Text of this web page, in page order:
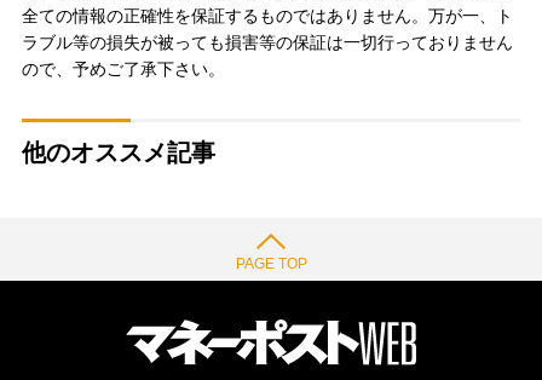
全ての情報の正確性を保証するものではありません。万が一、ト
ラブル等の損失が被っても損害等の保証は一切行っておりません
ので、予めご了承下さい。
他のオススメ記事
PAGE TOP